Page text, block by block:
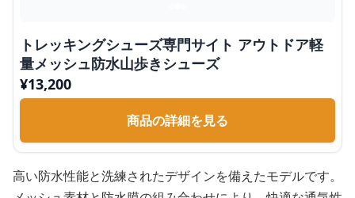
トレッキングシューズ専門サイト アウトドア軽
量メッシュ防水山歩きシューズ
¥13,200
商品の詳細を見る
高い防水性能と洗練されたデザインを備えたモデルです。